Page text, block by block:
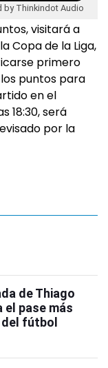
by Thinkindot Audio
visitará a
Copa de la Liga,
primero
puntos para
en el
18:30, será
por la
de Thiago
pase más
fútbol